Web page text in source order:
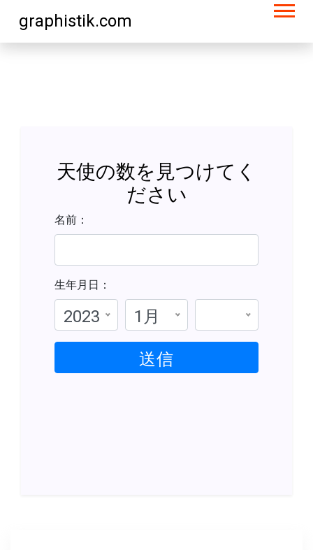
graphistik.com
天使の数を見つけてく
ださい
名前：
生年月日：
2023 1月
送信